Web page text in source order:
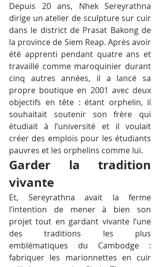
Depuis 20 ans, Nhek Sereyrathna
dirige un atelier de sculpture sur cuir
dans le district de Prasat Bakong de
la province de Siem Reap. Après avoir
été apprenti pendant quatre ans et
travaillé comme maroquinier durant
cinq autres années, il a lancé sa
propre boutique en 2001 avec deux
objectifs en tête : étant orphelin, il
souhaitait soutenir son frère qui
étudiait à l’université et il voulait
créer des emplois pour les étudiants
pauvres et les orphelins comme lui.
Garder la tradition
vivante
Et, Sereyrathna avait la ferme
l’intention de mener à bien son
projet tout en gardant vivante l’une
des traditions les plus
emblématiques du Cambodge :
fabriquer les marionnettes en cuir